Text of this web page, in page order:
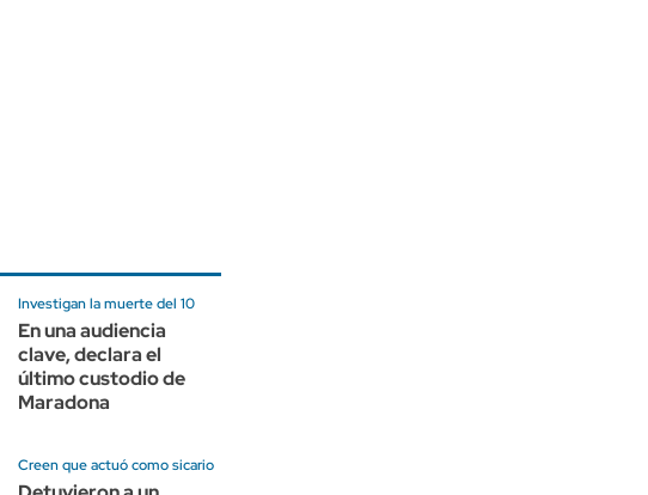
Investigan la muerte del 10
En una audiencia
clave, declara el
último custodio de
Maradona
Creen que actuó como sicario